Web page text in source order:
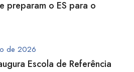
preparam o ES para o
de 2026
Escola de Referência